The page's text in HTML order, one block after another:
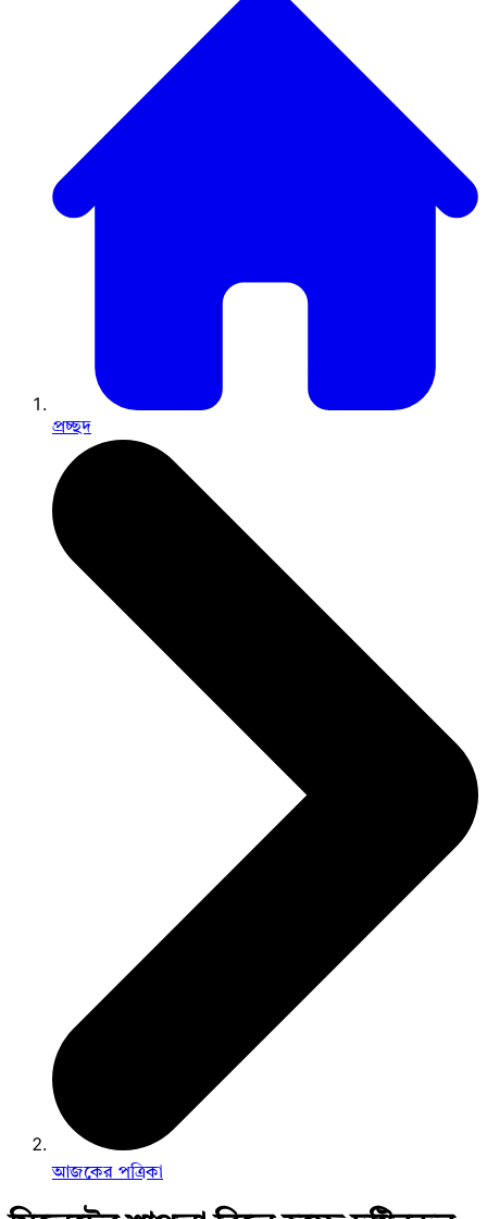
প্রচ্ছদ
আজকের পত্রিকা